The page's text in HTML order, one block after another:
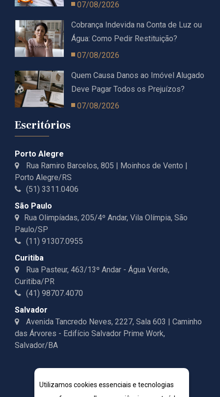
07/08/2026
Cobrança Indevida na Conta de Luz ou
Água: Como Pedir Restituição?
07/08/2026
Quem Causa Danos ao Imóvel Alugado
Deve Pagar Todos os Prejuízos?
07/08/2026
Escritórios
Porto Alegre
Rua Ramiro Barcelos, 805 | Moinhos de Vento |
Porto Alegre/RS
(51) 3311.0406
São Paulo
Rua Olimpíadas, 205/4º Andar, Vila Olímpia, São
Paulo/SP
(11) 91307.0955
Curitiba
Rua Pasteur, 463/13º Andar - Água Verde,
Curitiba/PR
(41) 98707.4070
Salvador
Avenida Tancredo Neves, 2227, Sala 603 | Caminho
das Árvores - Edifício Salvador Prime Work,
Salvador/BA
Utilizamos cookies essenciais e tecnologias